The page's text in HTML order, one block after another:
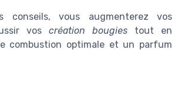
conseils, vous augmenterez vos
vos création bougies tout en
combustion optimale et un parfum